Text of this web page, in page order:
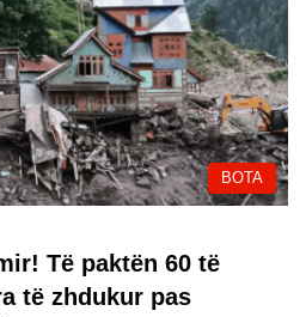
BOTA
Të paktën 60 të
të zhdukur pas